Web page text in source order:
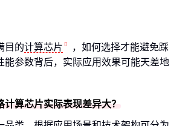
目的计算芯片
，如何选择才能避免踩
能参数背后，实际应用效果可能天差地
算芯片实际表现差异大？